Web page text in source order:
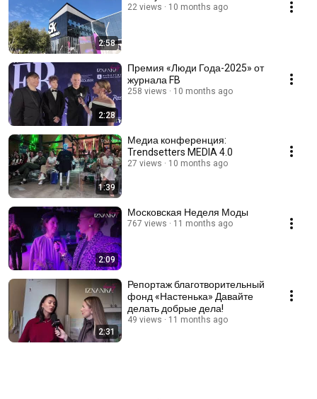
2:58
22 views 10 months ago
2:28
Премия «Люди Года-2025» от
журнала FB
258 views 10 months ago
1:39
Медиа конференция:
Trendsetters MEDIA 4.0
27 views 10 months ago
2:09
Московская Неделя Моды
767 views 11 months ago
2:31
Репортаж благотворительный
фонд «Настенька» Давайте
делать добрые дела!
49 views 11 months ago